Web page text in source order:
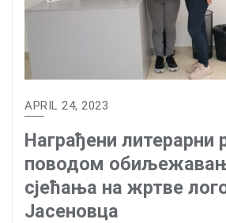
APRIL 24, 2023
Награђени литерарни
поводом
сјећања на жртве
Јасеновца